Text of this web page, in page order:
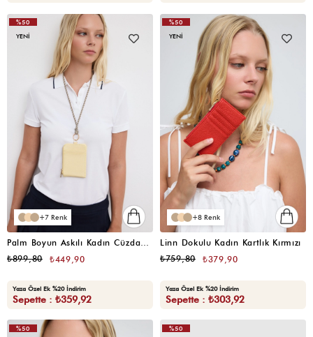
7
₺449,90
₺899,80
Yaza Özel Ek %20 İndirim
Sepette : ₺359,92
%50
YENI
8
Linn Dokulu Kadın Kartlık Kırmızı
₺379,90
₺759,80
Yaza Özel Ek %20 İndirim
Sepette : ₺303,92
%50
YENI
%50
%50